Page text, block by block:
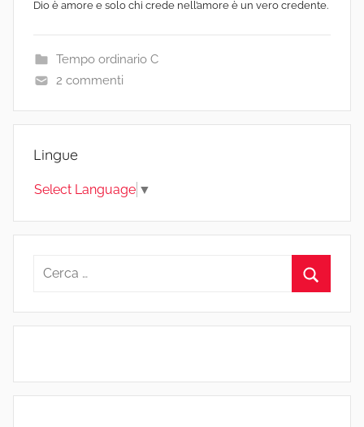
Dio è amore e solo chi crede nell’amore è un vero credente.
Tempo ordinario C
2 commenti
Lingue
Select Language ▼
Ricerca